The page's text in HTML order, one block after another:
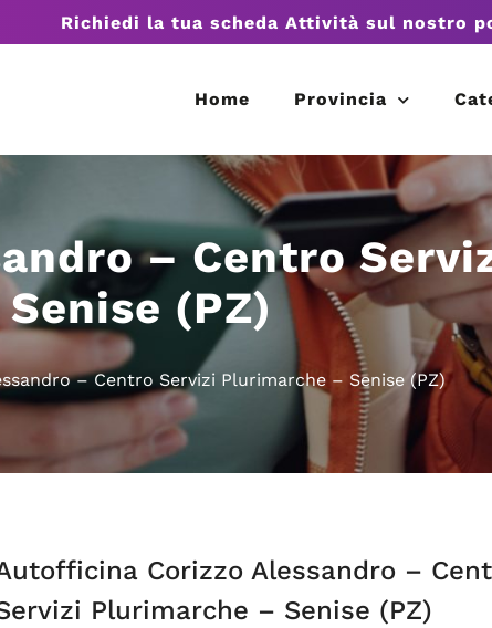
Richiedi la tua scheda Attività sul nostro
Home Provincia
– Centro
(PZ)
– Centro Servizi Plurimarche – Senise (PZ)
Corizzo Alessandro –
Plurimarche – Senise (PZ)